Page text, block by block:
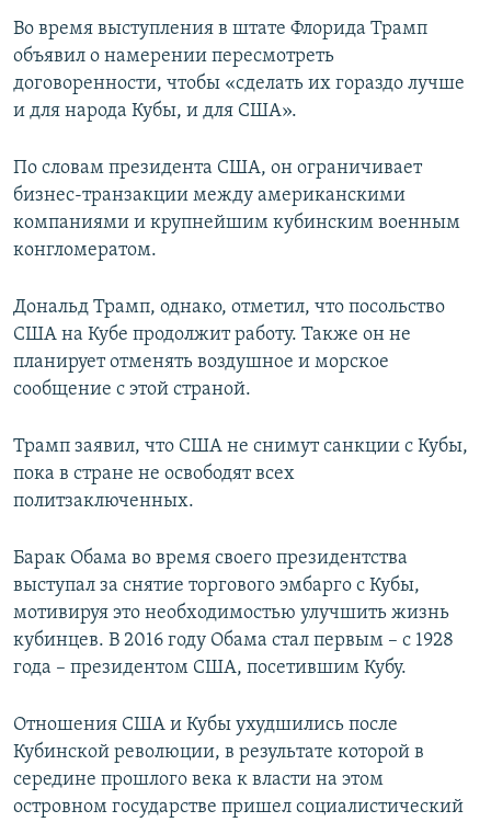
ПОБЕДИТЕЛЕЙ НЕ СУДЯТ?
КРЫМ.НЕПОКОРЕННЫЙ
УКРАИНСКАЯ ПРОБЛЕМА КРЫМА
ПРИСОЕДИНЯЙТЕСЬ!
Все сайты RFE/RL
Во время выступления в штате Флорида Трамп
объявил о намерении пересмотреть
договоренности, чтобы «сделать их гораздо лучше
и для народа Кубы, и для США».
По словам президента США, он ограничивает
бизнес-транзакции между американскими
компаниями и крупнейшим кубинским военным
конгломератом.
Дональд Трамп, однако, отметил, что посольство
США на Кубе продолжит работу. Также он не
планирует отменять воздушное и морское
сообщение с этой страной.
Трамп заявил, что США не снимут санкции с Кубы,
пока в стране не освободят всех
политзаключенных.
Барак Обама во время своего президентства
выступал за снятие торгового эмбарго с Кубы,
мотивируя это необходимостью улучшить жизнь
кубинцев. В 2016 году Обама стал первым – с 1928
года – президентом США, посетившим Кубу.
Отношения США и Кубы ухудшились после
Кубинской революции, в результате которой в
середине прошлого века к власти на этом
островном государстве пришел социалистический